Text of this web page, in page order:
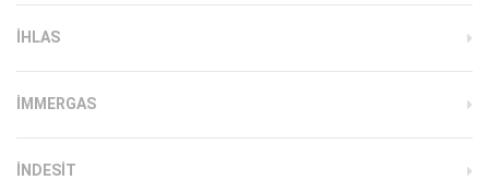
IHLAS
İMMERGAS
INDESIT